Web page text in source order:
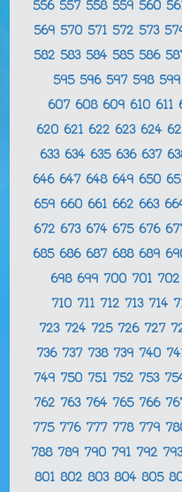
556 557 558 559 560
569 570 571 572 573
582 583 584 585 586
595 596 597 598 599
607 608 609 610 611
620 621 622 623 624
633 634 635 636 637
646 647 648 649 650
659 660 661 662 663
672 673 674 675 676
685 686 687 688 689
698 699 700 701 702
710 711 712 713 714
723 724 725 726 727
736 737 738 739 740
749 750 751 752 753
762 763 764 765 766
775 776 777 778 779
788 789 790 791 792
801 802 803 804 805